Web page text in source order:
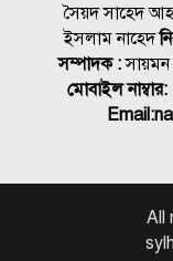
সৈয়দ সাহেদ
ইসলাম নাহেদ
সম্পাদক :সায়মন
মোবাইল নাম্বার:
Email:
All